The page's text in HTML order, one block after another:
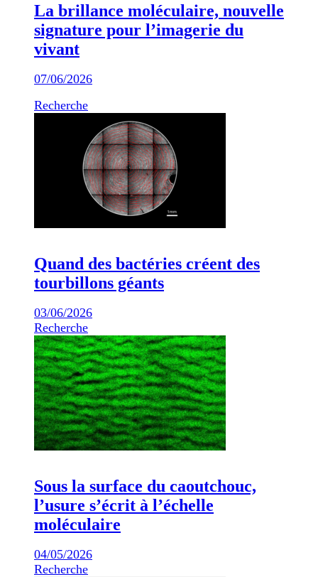
La brillance moléculaire, nouvelle
signature pour l’imagerie du
vivant
07/06/2026
Recherche
Quand des bactéries créent des
tourbillons géants
03/06/2026
Recherche
Sous la surface du caoutchouc,
l’usure s’écrit à l’échelle
moléculaire
04/05/2026
Recherche